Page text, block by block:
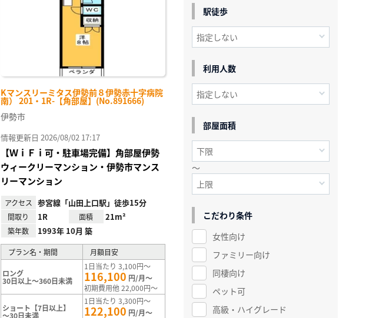
Kマンスリーミタス伊勢前８伊勢赤十字病院
南） 201・1R-【角部屋】(No.891666)
伊勢市
情報更新日 2026/08/02 17:17
【ＷｉＦｉ可・駐車場完備】角部屋伊勢
ウィークリーマンション・伊勢市マンス
リーマンション
アクセス 参宮線「山田上口駅」徒歩15分
間取り 1R 面積 21m²
築年数 1993年 10月 築
プラン名・期間 月額目安
ロング
30日以上～360日未満
1日当たり 3,100円～
116,100 円/月～
初期費用他 22,000円～
ショート【7日以上】
～30日未満
1日当たり 3,300円～
122,100 円/月～
駅徒歩
利用人数
部屋面積
～
こだわり条件
女性向け
ファミリー向け
同棲向け
ペット可
高級・ハイグレード